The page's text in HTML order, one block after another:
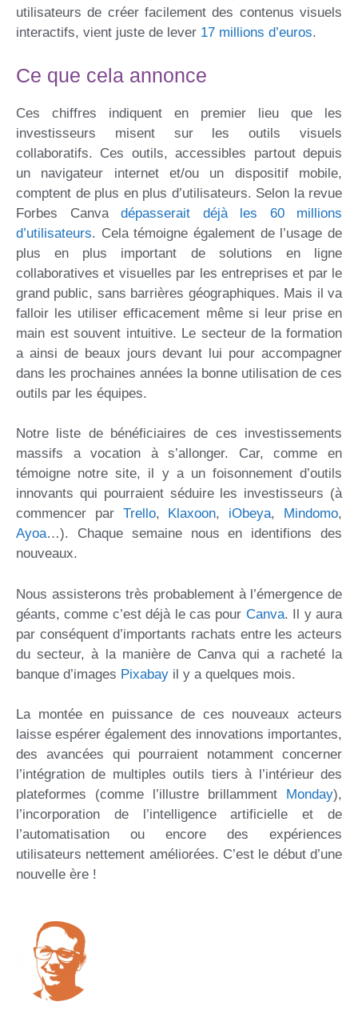
utilisateurs de créer facilement des contenus visuels
interactifs, vient juste de lever 17 millions d’euros.
Ce que cela annonce
Ces chiffres indiquent en premier lieu que les
investisseurs misent sur les outils visuels
collaboratifs. Ces outils, accessibles partout depuis
un navigateur internet et/ou un dispositif mobile,
comptent de plus en plus d’utilisateurs. Selon la revue
Forbes Canva dépasserait déjà les 60 millions
d’utilisateurs. Cela témoigne également de l’usage de
plus en plus important de solutions en ligne
collaboratives et visuelles par les entreprises et par le
grand public, sans barrières géographiques. Mais il va
falloir les utiliser efficacement même si leur prise en
main est souvent intuitive. Le secteur de la formation
a ainsi de beaux jours devant lui pour accompagner
dans les prochaines années la bonne utilisation de ces
outils par les équipes.
Notre liste de bénéficiaires de ces investissements
massifs a vocation à s’allonger. Car, comme en
témoigne notre site, il y a un foisonnement d’outils
innovants qui pourraient séduire les investisseurs (à
commencer par Trello, Klaxoon, iObeya, Mindomo,
Ayoa…). Chaque semaine nous en identifions des
nouveaux.
Nous assisterons très probablement à l’émergence de
géants, comme c’est déjà le cas pour Canva. Il y aura
par conséquent d’importants rachats entre les acteurs
du secteur, à la manière de Canva qui a racheté la
banque d’images Pixabay il y a quelques mois.
La montée en puissance de ces nouveaux acteurs
laisse espérer également des innovations importantes,
des avancées qui pourraient notamment concerner
l’intégration de multiples outils tiers à l’intérieur des
plateformes (comme l’illustre brillamment Monday),
l’incorporation de l’intelligence artificielle et de
l’automatisation ou encore des expériences
utilisateurs nettement améliorées. C’est le début d’une
nouvelle ère !